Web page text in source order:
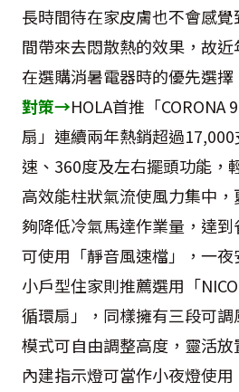
長時間待在家皮膚也不會感
間帶來去悶散熱的效果，故
在選購消暑電器時的優先選擇
對策→HOLA首推「CORONA
扇」連續兩年熱銷超過
速、360度及左右擺頭功能，
高效能柱狀氣流使風力集中
夠降低冷氣馬達作業量，達
可使用「靜音風速檔」，一夜
小戶型住家則推薦選用「
循環扇」，同樣擁有三段可
模式可自由調整高度，靈活放
內建指示燈可當作小夜燈使